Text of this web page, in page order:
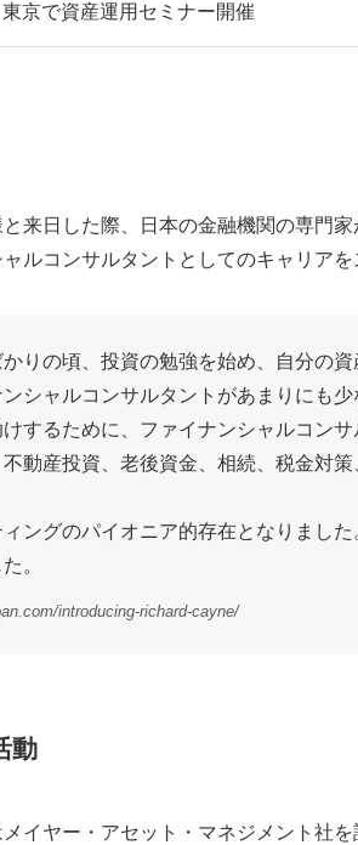
東京で資産運用セミナー開催
来日した際、日本の金融機関の専門
ルコンサルタントとしてのキャリア
かりの頃、投資の勉強を始め、自分の
ンシャルコンサルタントがあまりにも
するために、ファイナンシャルコン
不動産投資、老後資金、相続、税金対
ングのパイオニア的存在となりまし
。
introducing-richard-cayne/
動
イヤー・アセット・マネジメント社